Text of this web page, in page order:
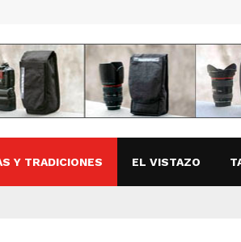
Y TRADICIONES EL VISTAZO